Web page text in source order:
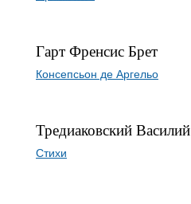
Гарт Френсис Брет
Консепсьон де Аргельо
Тредиаковский Василий
Стихи